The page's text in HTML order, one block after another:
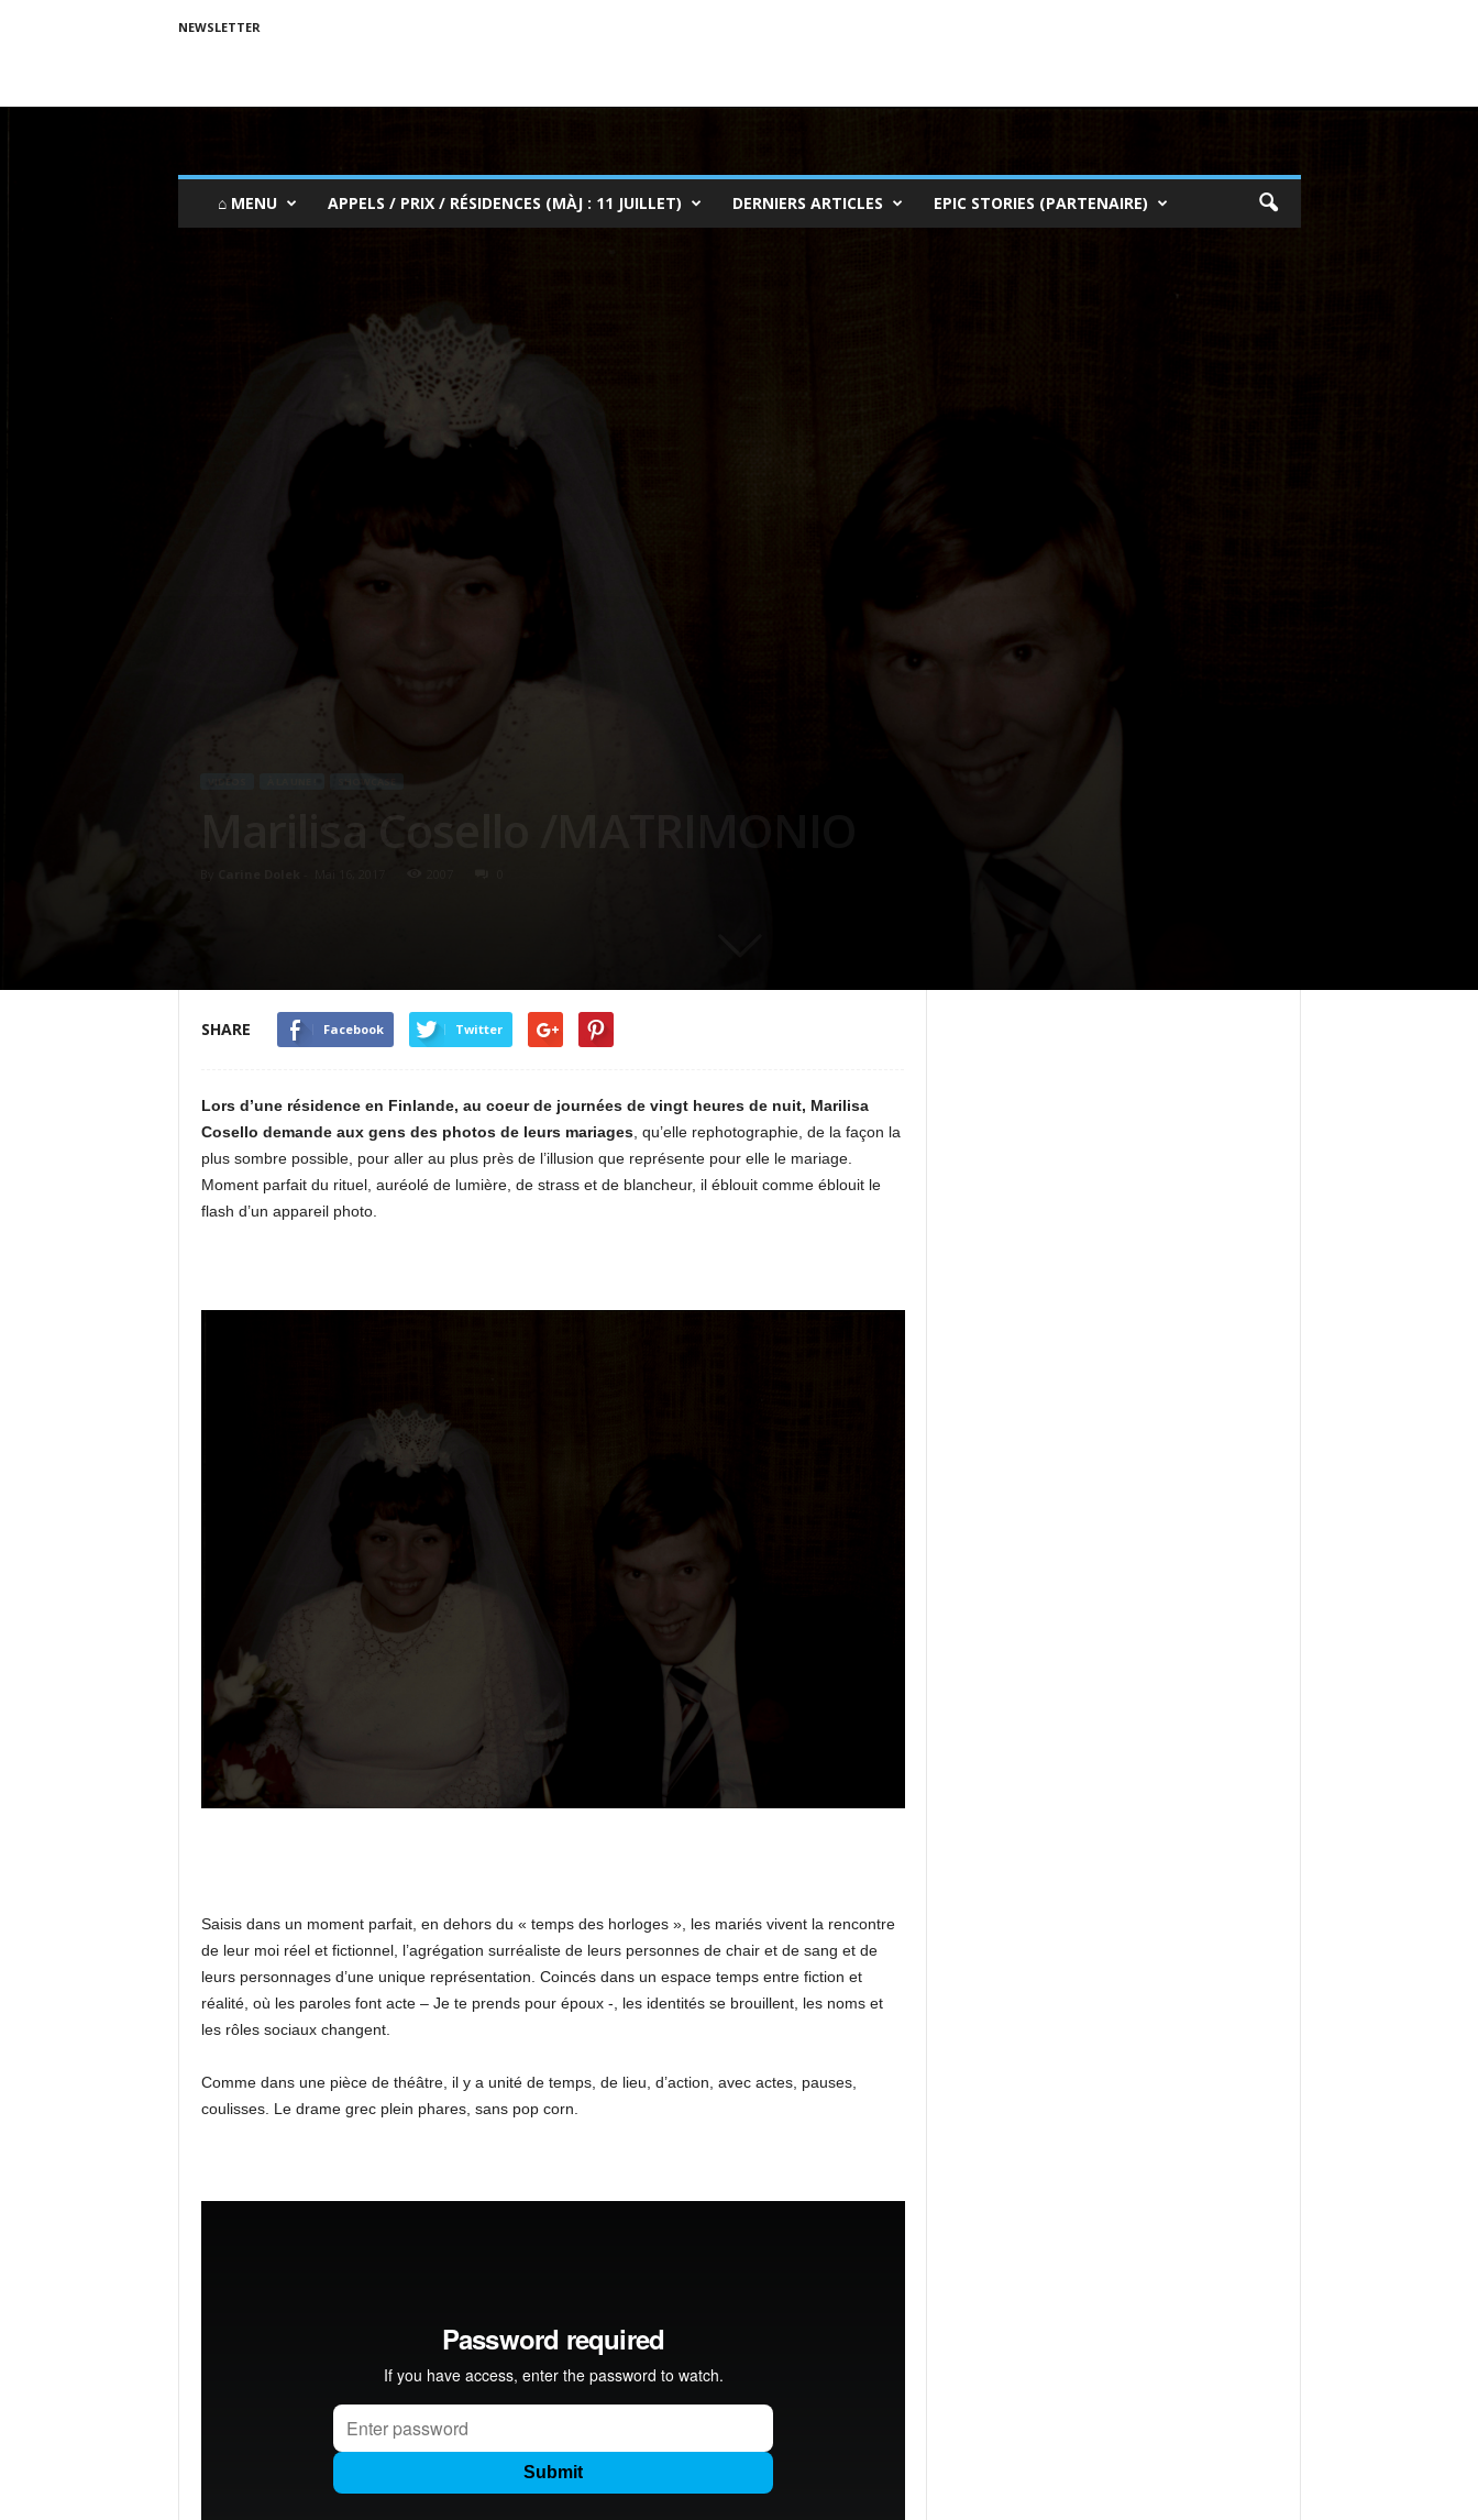
NEWSLETTER
⌂ MENU APPELS / PRIX / RÉSIDENCES (MÀJ : 11 JUILLET) DERNIERS ARTICLES EPIC STORIES (PARTENAIRE)
SHOWCASE
Marilisa Cosello /MATRIMONIO
SHARE Facebook Twitter
Lors d’une résidence en Finlande, au coeur de journées de vingt heures de nuit, Marilisa
Cosello demande aux gens des photos de leurs mariages, qu’elle rephotographie, de la façon la
plus sombre possible, pour aller au plus près de l’illusion que représente pour elle le mariage.
Moment parfait du rituel, auréolé de lumière, de strass et de blancheur, il éblouit comme éblouit le
flash d’un appareil photo.
Saisis dans un moment parfait, en dehors du « temps des horloges », les mariés vivent la rencontre
de leur moi réel et fictionnel, l’agrégation surréaliste de leurs personnes de chair et de sang et de
leurs personnages d’une unique représentation. Coincés dans un espace temps entre fiction et
réalité, où les paroles font acte – Je te prends pour époux -, les identités se brouillent, les noms et
les rôles sociaux changent.
Comme dans une pièce de théâtre, il y a unité de temps, de lieu, d’action, avec actes, pauses,
coulisses. Le drame grec plein phares, sans pop corn.